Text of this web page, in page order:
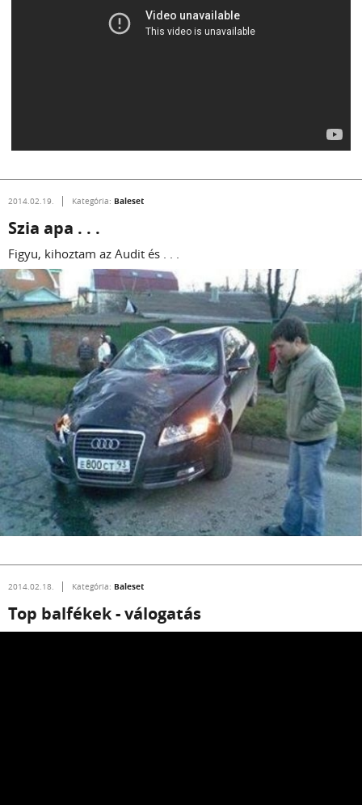
2014.02.19. Kategória: Baleset
Szia apa . . .
Figyu, kihoztam az Audit és . . .
2014.02.18. Kategória: Baleset
Top balfékek - válogatás